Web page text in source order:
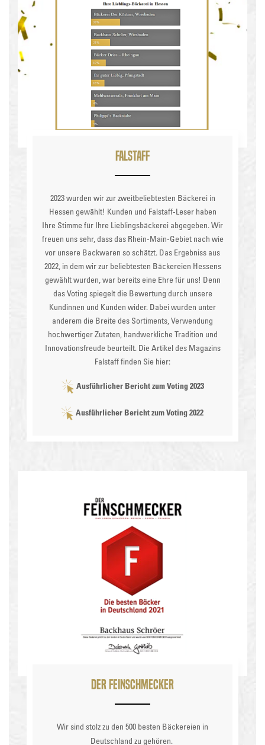
Falstaff
2023 wurden wir zur zweitbeliebtesten Bäckerei in
Hessen gewählt! Kunden und Falstaff-Leser haben
Ihre Stimme für Ihre Lieblingsbäckerei abgegeben. Wir
freuen uns sehr, dass das Rhein-Main-Gebiet nach wie
vor unsere Backwaren so schätzt. Das Ergebniss aus
2022, in dem wir zur beliebtesten Bäckereien Hessens
gewählt wurden, war bereits eine Ehre für uns! Denn
das Voting spiegelt die Bewertung durch unsere
Kundinnen und Kunden wider. Dabei wurden unter
anderem die Breite des Sortiments, Verwendung
hochwertiger Zutaten, handwerkliche Tradition und
Innovationsfreude beurteilt. Die Artikel des Magazins
Falstafffinden Sie hier:
Ausführlicher Bericht zum Voting 2023
Ausführlicher Bericht zum Voting 2022
Der Feinschmecker
Wir sind stolz zu den 500 besten Bäckereien in
Deutschland zu gehören.